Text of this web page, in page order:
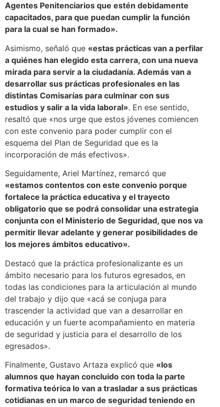
Agentes Penitenciarios que estén debidamente
capacitados, para que puedan cumplir la función
para la cual se han formado».
Asimismo, señaló que «estas prácticas van a perfilar
a quiénes han elegido esta carrera, con una nueva
mirada para servir a la ciudadanía. Además van a
desarrollar sus prácticas profesionales en las
distintas Comisarías para culminar con sus
estudios y salir a la vida laboral». En ese sentido,
resaltó que «nos urge que estos jóvenes comiencen
con este convenio para poder cumplir con el
esquema del Plan de Seguridad que es la
incorporación de más efectivos».
Seguidamente, Ariel Martínez, remarcó que
«estamos contentos con este convenio porque
fortalece la práctica educativa y el trayecto
obligatorio que se podrá consolidar una estrategia
conjunta con el Ministerio de Seguridad, que nos va
permitir llevar adelante y generar posibilidades de
los mejores ámbitos educativo».
Destacó que la práctica profesionalizante es un
ámbito necesario para los futuros egresados, en
todas las condiciones para la articulación al mundo
del trabajo y dijo que «acá se conjuga para
trascender la actividad que van a desarrollar en
educación y un fuerte acompañamiento en materia
de seguridad y justicia para el desarrollo de los
egresados».
Finalmente, Gustavo Artaza explicó que «los
alumnos que hayan concluido con toda la parte
formativa teórica lo van a trasladar a sus prácticas
cotidianas en un marco de seguridad teniendo en